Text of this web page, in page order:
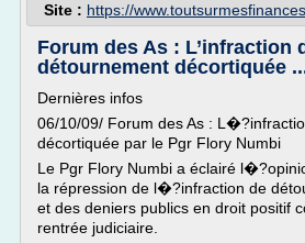
Site : https://
Forum des As : L’infraction
détournement décortiquée
Dernières infos
06/10/09/ Forum des As :
décortiquée par le Pgr Flory Numbi
Le Pgr Flory Numbi a éclairé
la répression de l�?infraction de
et des deniers publics en droit positif
rentrée judiciaire.